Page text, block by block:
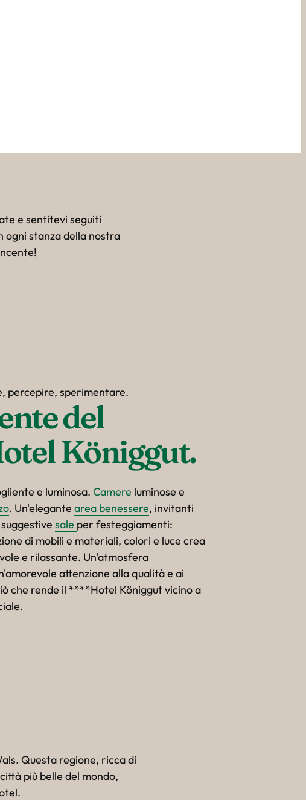
e sentitevi seguiti
ogni stanza della nostra
percepire, sperimentare.
del
Königgut.
e luminosa. Camere luminose e
. Un'elegante area benessere, invitanti
sale per festeggiamenti:
di mobili e materiali, colori e luce crea
e rilassante. Un'atmosfera
attenzione alla qualità e ai
che rende il ****Hotel Königgut vicino a
Questa regione, ricca di
più belle del mondo,